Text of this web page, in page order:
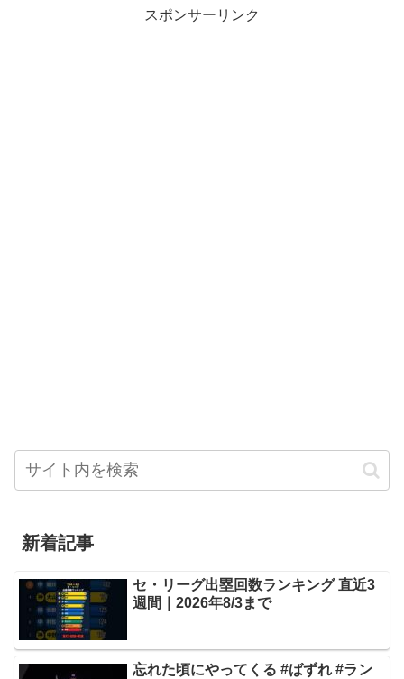
スポンサーリンク
新着記事
セ・リーグ出塁回数ランキング 直近3
週間｜2026年8/3まで
忘れた頃にやってくる #ばずれ #ラン